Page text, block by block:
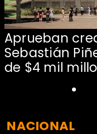
Aprueban
Sebastián
de $4 mil
NACIONAL